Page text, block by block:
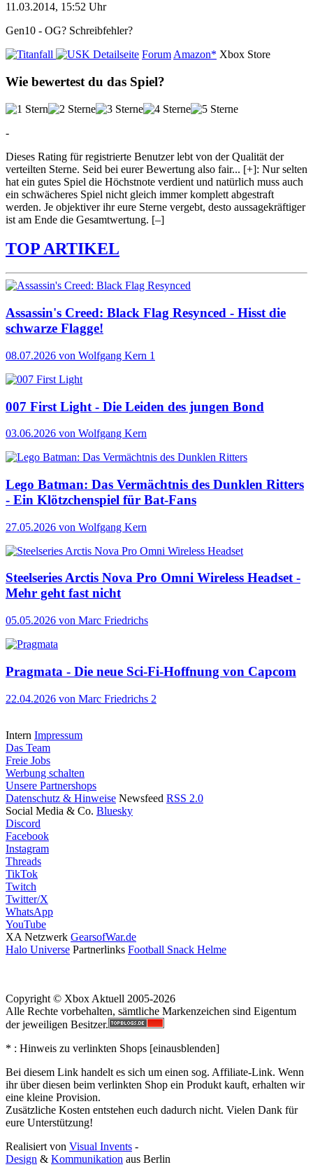
11.03.2014, 15:52 Uhr
Gen10 - OG? Schreibfehler?
Detailseite Forum Amazon* Xbox Store
Wie bewertest du das Spiel?
-
Dieses Rating für registrierte Benutzer lebt von der Qualität der
verteilten Sterne. Seid bei eurer Bewertung also fair... [+]: Nur selten
hat ein gutes Spiel die Höchstnote verdient und natürlich muss auch
ein schwächeres Spiel nicht gleich immer komplett abgestraft
werden. Je objektiver ihr eure Sterne vergebt, desto aussagekräftiger
ist am Ende die Gesamtwertung. [–]
TOP ARTIKEL
Assassin's Creed: Black Flag Resynced - Hisst die
schwarze Flagge!
08.07.2026 von Wolfgang Kern 1
007 First Light - Die Leiden des jungen Bond
03.06.2026 von Wolfgang Kern
Lego Batman: Das Vermächtnis des Dunklen Ritters
- Ein Klötzchenspiel für Bat-Fans
27.05.2026 von Wolfgang Kern
Steelseries Arctis Nova Pro Omni Wireless Headset -
Mehr geht fast nicht
05.05.2026 von Marc Friedrichs
Pragmata - Die neue Sci-Fi-Hoffnung von Capcom
22.04.2026 von Marc Friedrichs 2
Intern Impressum
Das Team
Freie Jobs
Werbung schalten
Unsere Partnershops
Datenschutz & Hinweise Newsfeed RSS 2.0
Social Media & Co. Bluesky
Discord
Facebook
Instagram
Threads
TikTok
Twitch
Twitter/X
WhatsApp
YouTube
XA Netzwerk GearsofWar.de
Halo Universe Partnerlinks Football Snack Helme
Copyright © Xbox Aktuell 2005-2026
Alle Rechte vorbehalten, sämtliche Markenzeichen sind Eigentum
der jeweiligen Besitzer.
* : Hinweis zu verlinkten Shops [einausblenden]
Bei diesem Link handelt es sich um einen sog. Affiliate-Link. Wenn
ihr über diesen beim verlinkten Shop ein Produkt kauft, erhalten wir
eine kleine Provision.
Zusätzliche Kosten entstehen euch dadurch nicht. Vielen Dank für
eure Unterstützung!
Realisiert von Visual Invents -
Design & Kommunikation aus Berlin